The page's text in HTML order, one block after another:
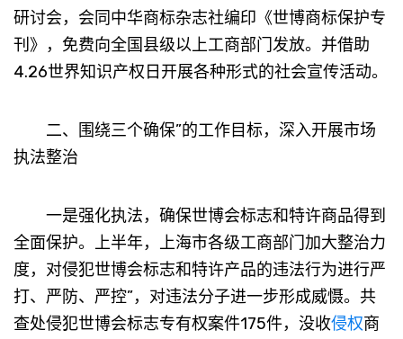
研讨会，会同中华商标杂志社编印《世博商标保护专
刊》，免费向全国县级以上工商部门发放。并借助
4.26世界知识产权日开展各种形式的社会宣传活动。
二、围绕三个确保”的工作目标，深入开展市场
执法整治
一是强化执法，确保世博会标志和特许商品得到
全面保护。上半年，上海市各级工商部门加大整治力
度，对侵犯世博会标志和特许产品的违法行为进行严
打、严防、严控”，对违法分子进一步形成威慑。共
查处侵犯世博会标志专有权案件175件，没收侵权商